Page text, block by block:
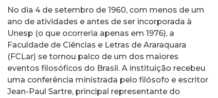
No dia 4 de setembro de 1960, com menos de um
ano de atividades e antes de ser incorporada à
Unesp (o que ocorreria apenas em 1976), a
Faculdade de Ciências e Letras de Araraquara
(FCLar) se tornou palco de um dos maiores
eventos filosóficos do Brasil. A instituição recebeu
uma conferência ministrada pelo filósofo e escritor
Jean-Paul Sartre, principal representante do